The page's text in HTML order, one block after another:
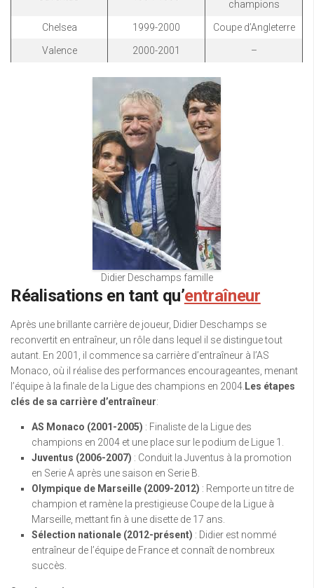
champions
Chelsea 1999-2000 Coupe d’Angleterre
Valence 2000-2001 –
Didier Deschamps famille
Réalisations en tant qu’entraîneur
Après une brillante carrière de joueur, Didier Deschamps se
reconvertit en entraîneur, un rôle dans lequel il se distingue tout
autant. En 2001, il commence sa carrière d’entraîneur à l’AS
Monaco, où il réalise des performances encourageantes, menant
l’équipe à la finale de la Ligue des champions en 2004. Les étapes
clés de sa carrière d’entraîneur:
AS Monaco (2001-2005) : Finaliste de la Ligue des
champions en 2004 et une place sur le podium de Ligue 1.
Juventus (2006-2007) : Conduit la Juventus à la promotion
en Serie A après une saison en Serie B.
Olympique de Marseille (2009-2012) : Remporte un titre de
champion et ramène la prestigieuse Coupe de la Ligue à
Marseille, mettant fin à une disette de 17 ans.
Sélection nationale (2012-présent) : Didier est nommé
entraîneur de l’équipe de France et connaît de nombreux
succès.